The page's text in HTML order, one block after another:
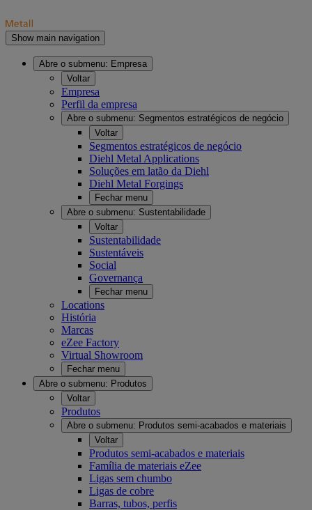
Show main navigation
Abre o submenu: Empresa
Voltar
Empresa
Perfil da empresa
Abre o submenu: Segmentos estratégicos de negócio
Voltar
Segmentos estratégicos de negócio
Diehl Metal Applications
Soluções em latão da Diehl
Diehl Metal Forgings
Fechar menu
Abre o submenu: Sustentabilidade
Voltar
Sustentabilidade
Sustentáveis
Social
Governança
Fechar menu
Locations
História
Marcas
eZee Factory
Virtual Showroom
Fechar menu
Abre o submenu: Produtos
Voltar
Produtos
Abre o submenu: Produtos semi-acabados e materiais
Voltar
Produtos semi-acabados e materiais
Família de materiais eZee
Ligas sem chumbo
Ligas de cobre
Barras, tubos, perfis